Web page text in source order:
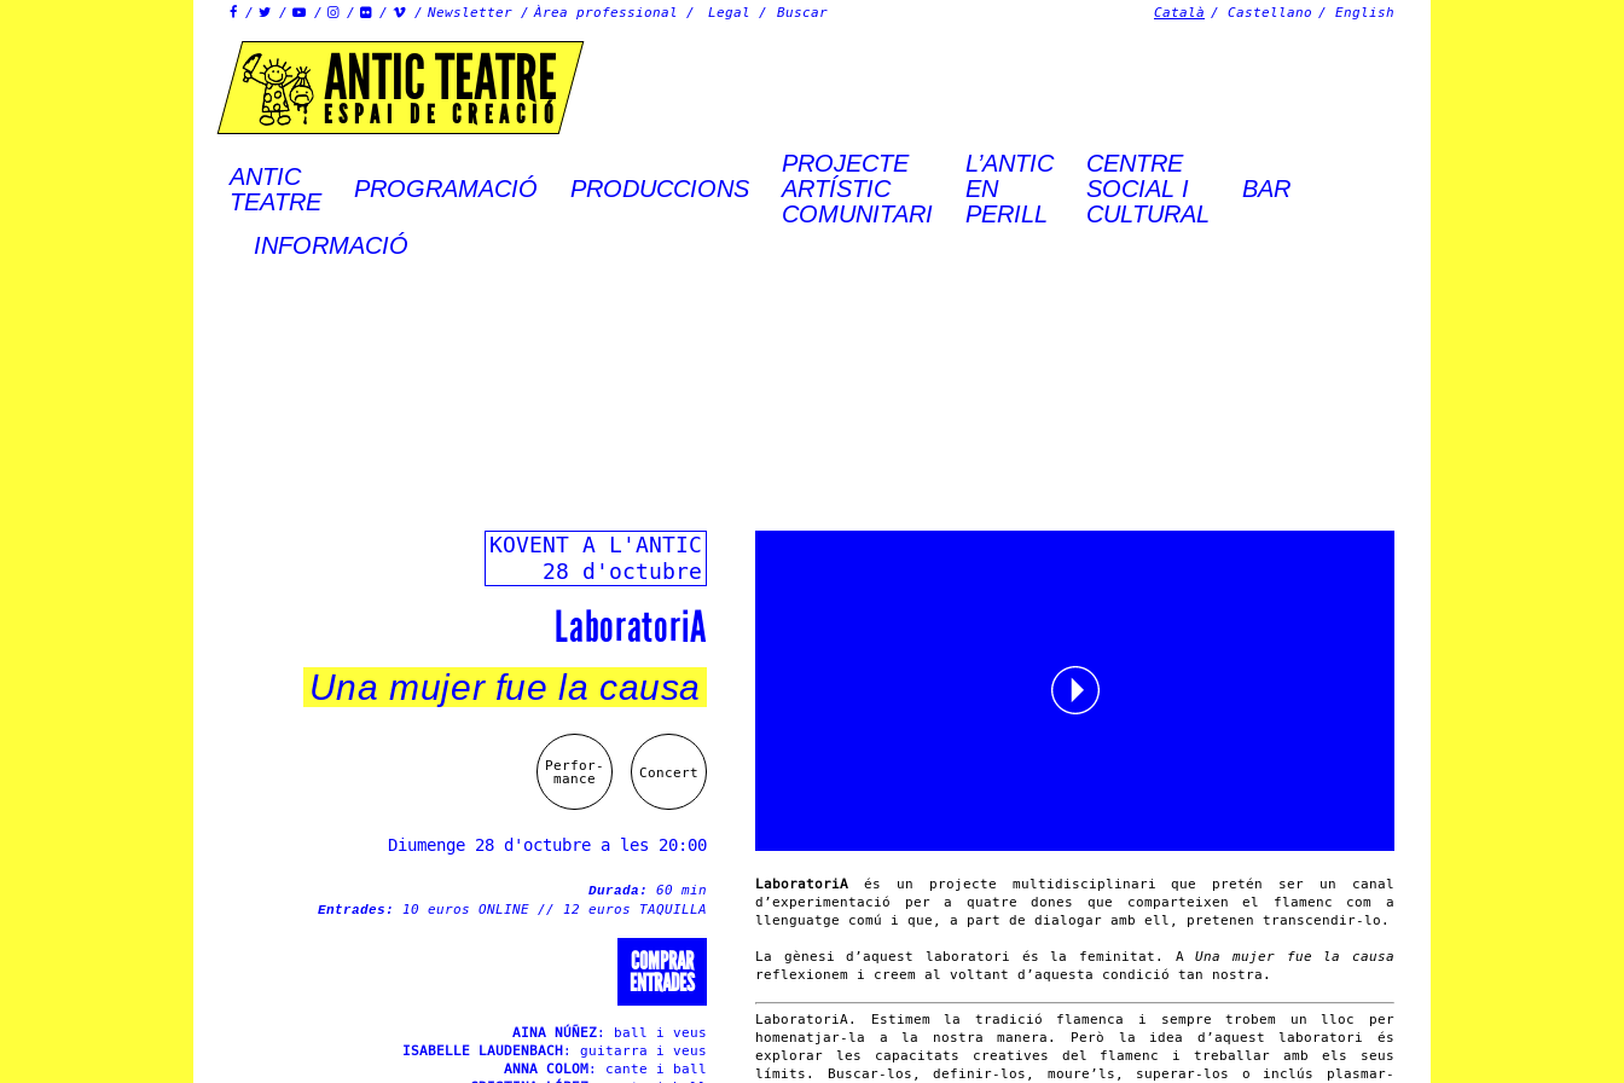
      Newsletter Àrea professional Legal Català Castellano English
ANTIC TEATRE
ESPAI DE CREACIÓ
ANTIC
TEATRE
PROGRAMACIÓ PRODUCCIONS
PROJECTE
ARTÍSTIC
COMUNITARI
L’ANTIC
EN
PERILL
CENTRE
SOCIAL I
CULTURAL
BAR
INFORMACIÓ
KOVENT A L'ANTIC
28 d'octubre
LaboratoriA
Una mujer fue la causa
Concert
Perfor-
mance
Diumenge 28 d'octubre a les 20:00
Durada: 60 min
Entrades: 10 euros ONLINE // 12 euros TAQUILLA
COMPRAR
ENTRADES
AINA NÚÑEZ: ball i veus
ISABELLE LAUDENBACH: guitarra i veus
ANNA COLOM: cante i ball
LaboratoriA és un projecte multidisciplinari que pretén ser un canal
d’experimentació per a quatre dones que comparteixen el flamenc com a
llenguatge comú i que, a part de dialogar amb ell, pretenen transcendir-lo.
La gènesi d’aquest laboratori és la feminitat. AUna mujer fue la causa
reflexionem i creem al voltant d’aquesta condició tan nostra.
LaboratoriA. Estimem la tradició flamenca i sempre trobem un lloc per
homenatjar-la a la nostra manera. Però la idea d’aquest laboratori és
explorar les capacitats creatives del flamenc i treballar amb els seus
límits. Buscar-los, definir-los, moure’ls, superar-los o inclús plasmar-